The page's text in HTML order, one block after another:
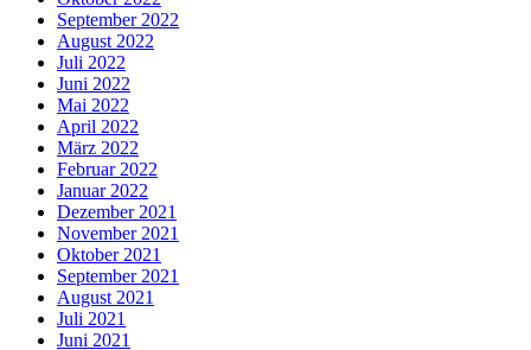
September 2022
August 2022
Juli 2022
Juni 2022
Mai 2022
April 2022
März 2022
Februar 2022
Januar 2022
Dezember 2021
November 2021
Oktober 2021
September 2021
August 2021
Juli 2021
Juni 2021